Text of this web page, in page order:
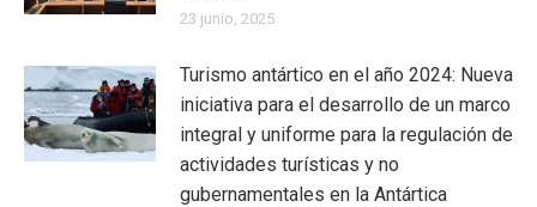
23 junio, 2025
Turismo antártico en el año 2024: Nueva
iniciativa para el desarrollo de un marco
integral y uniforme para la regulación de
actividades turísticas y no
gubernamentales en la Antártica